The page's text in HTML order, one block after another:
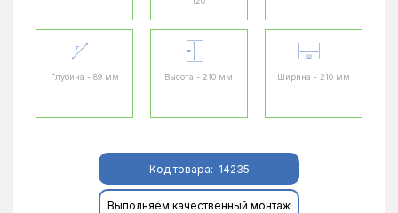
Глубина - 89 мм Высота - 210 мм Ширина - 210 мм
Код товара: 14235
Выполняем качественный монтаж